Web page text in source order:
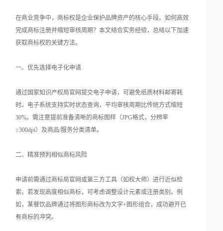
在商业竞争中，商标权是企业保护品牌资产的核心手段。如何高效
完成商标注册并缩短审核周期？本文结合实务经验，总结以下加速
获取商标权的关键方法。
一、优先选择电子化申请
通过国家知识产权局官网提交电子申请，可避免纸质材料邮寄耗
时。电子系统支持实时状态查询，平均审核周期比传统方式缩短
30%。需注意提前准备清晰的商标图样（JPG格式，分辨率
≥300dpi）及商品/服务分类清单。
二、精准预判相似商标风险
申请前需通过商标局官网或第三方工具（如权大师）进行近似检
索。若发现高度相似商标，可考虑调整设计元素或注册类别。例
如，某餐饮品牌通过将图形商标改为文字+图形组合，成功避开已
有商标的冲突。